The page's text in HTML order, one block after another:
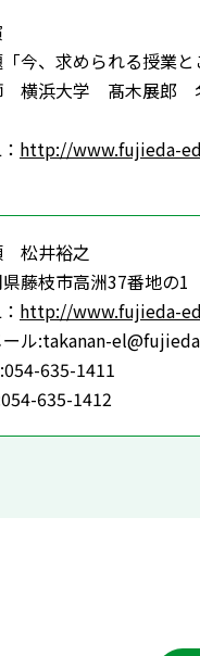
今、求められる授業
横浜大学 髙木展郎
http://www.fujieda-
松井裕之
藤枝市高洲37番地の1
http://www.fujieda-
ール:takanan-
635-1411
635-1412